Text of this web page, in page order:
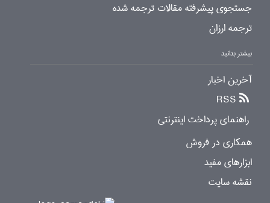
جستجوی پیشرفته مقالات ترجمه شده
ترجمه ارزان
بیشتر بدانید
آخرین اخبار
RSS
راهنمای پرداخت اینترنتی
همکاری در فروش
ابزارهای مفید
نقشه سایت